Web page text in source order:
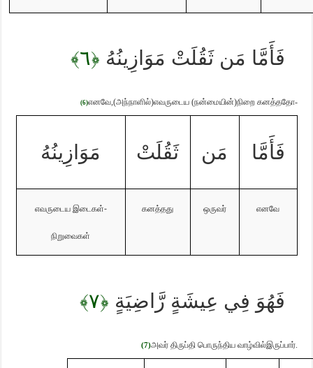
فَأَمَّا مَن ثَقُلَتْ مَوَازِينُهُ ﴿٦﴾
(6)எனவே,(அந்நாளில்)எவருடைய (நன்மையின்)நிறை கனத்ததோ-
مَوَازِينُهُ ثَقُلَتْ مَن فَأَمَّا
எவருடைய இடைகள்-
நிறுவைகள்
கனத்தது ஒருவர் எனவே
فَهُوَ فِي عِيشَةٍ رَّاضِيَةٍ ﴿٧﴾
(7)அவர் திருப்தி பொருந்திய வாழ்வில்இருப்பார்.